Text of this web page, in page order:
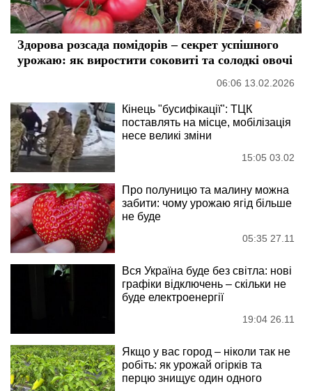
Здорова розсада помідорів – секрет успішного
урожаю: як виростити соковиті та солодкі овочі
06:06 13.02.2026
Кінець "бусифікації": ТЦК
поставлять на місце, мобілізація
несе великі зміни
15:05 03.02
Про полуницю та малину можна
забити: чому урожаю ягід більше
не буде
05:35 27.11
Вся Україна буде без світла: нові
графіки відключень – скільки не
буде електроенергії
19:04 26.11
Якщо у вас город – ніколи так не
робіть: як урожай огірків та
перцю знищує один одного